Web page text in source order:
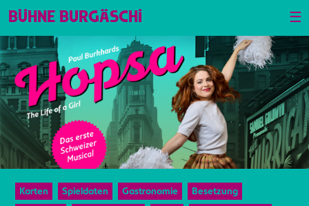
BÜHNE BURGÄSCHI ☰
Karten Spieldaten Gastronomie
Besetzung